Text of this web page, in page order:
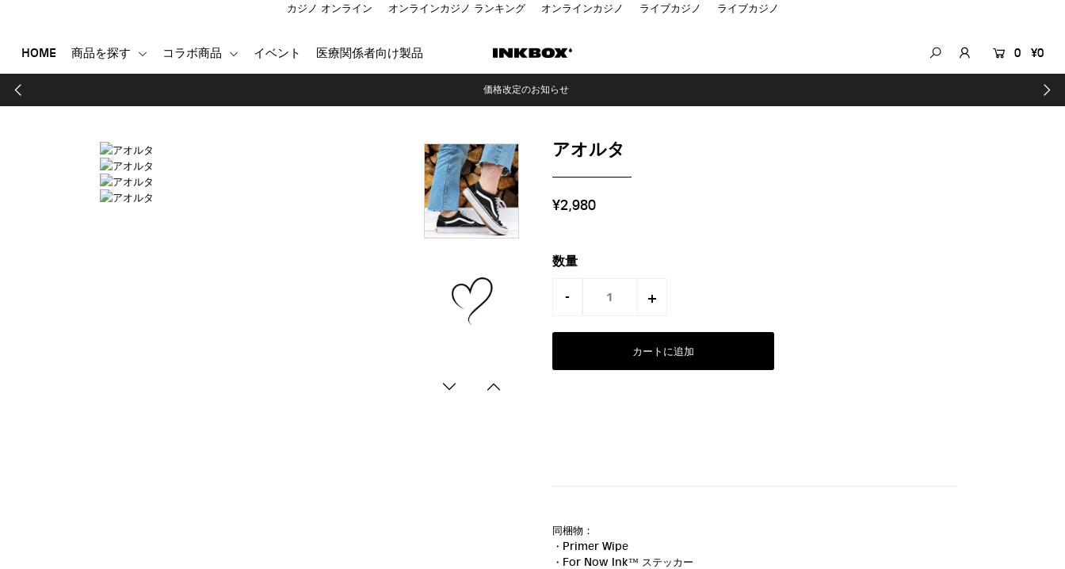
カジノ オンライン オンラインカジノ ランキング オンラインカジノ ライブカジノ ライブカジノ
HOME 商品を探す コラボ商品 イベント 医療関係者向け製品 0 ¥0
価格改定のお知らせ
アオルタ
¥2,980
数量
- +
同梱物：
・Primer Wipe
・For Now Ink ™ ステッカー
商品を探す
医療関係者向け製品